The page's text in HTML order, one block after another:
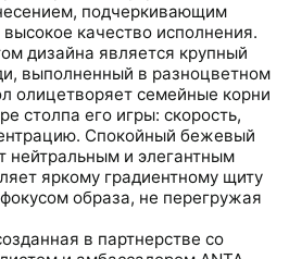
подчеркивающим
качество исполнения.
дизайна является крупный
выполненный в разноцветном
олицетворяет семейные корни
столпа его игры: скорость,
Спокойный бежевый
нейтральным и элегантным
яркому градиентному щиту
образа, не перегружая
в партнерстве со